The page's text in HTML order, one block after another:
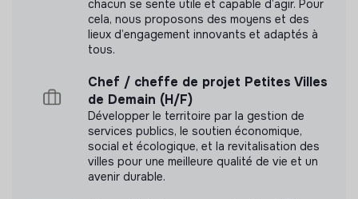
commercialisation et la décommercialisation sont au
cœur des missions. Le reste des missions seront des
missions secondaires
Pour candidater, indique-nous le site qui
t’intéresse
: toute candidature ne mentionnant pas de
site ciblé ne pourra pas être prise en compte.Plateau
Urbain gère une dizaine de sites en Île-de-France,
chacun avec sa propre identité, ses occupant·e·s et ses
Documents
N'a pas encore communiqué de documents de
transparence
chacun se sente utile et capable d’agir. Pour
cela, nous proposons des moyens et des
lieux d’engagement innovants et adaptés à
tous.
Chef / cheffe de projet Petites Villes
de Demain (H/F)
Développer le territoire par la gestion de
services publics, le soutien économique,
social et écologique, et la revitalisation des
villes pour une meilleure qualité de vie et un
avenir durable.